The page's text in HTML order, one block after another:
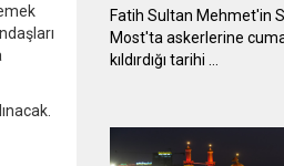
Fatih Sultan Mehmet'in
Most'ta askerlerine
kıldırdığı tarihi …